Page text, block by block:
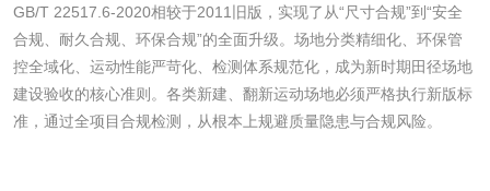
GB/T 22517.6-2020相较于2011旧版，实现了从“尺寸合规”到“安全
合规、耐久合规、环保合规”的全面升级。场地分类精细化、环保管
控全域化、运动性能严苛化、检测体系规范化，成为新时期田径场地
建设验收的核心准则。各类新建、翻新运动场地必须严格执行新版标
准，通过全项目合规检测，从根本上规避质量隐患与合规风险。
食品接触
食品接触材料检测 奶嘴检测